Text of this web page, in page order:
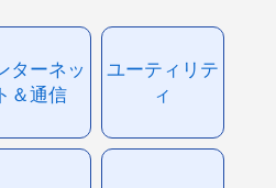
ターネッ
ト＆通信
ユーティリテ
ィ